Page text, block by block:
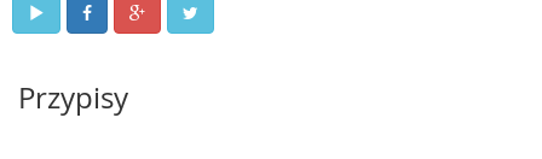
Przypisy